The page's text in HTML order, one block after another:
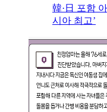
韓·日 포함
시아 최고’